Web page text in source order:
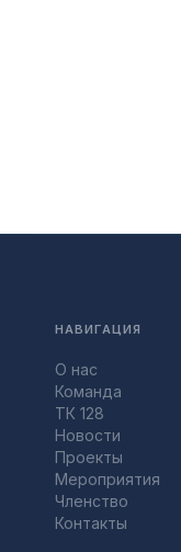
НАВИГАЦИЯ
О нас
Команда
ТК 128
Новости
Проекты
Мероприятия
Членство
Контакты